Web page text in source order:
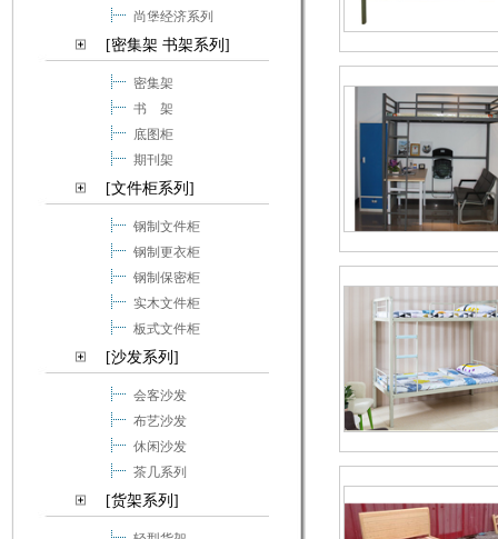
尚堡经济系列
[密集架 书架系列]
密集架
书 架
底图柜
期刊架
[文件柜系列]
钢制文件柜
钢制更衣柜
钢制保密柜
实木文件柜
板式文件柜
[沙发系列]
会客沙发
布艺沙发
休闲沙发
茶几系列
[货架系列]